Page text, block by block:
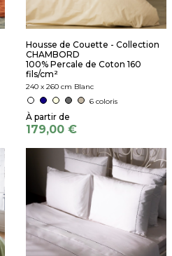
Housse de Couette - Collection
CHAMBORD
100% Percale de Coton 160
fils/cm²
240 x 260 cm Blanc
6 coloris
179,00 €